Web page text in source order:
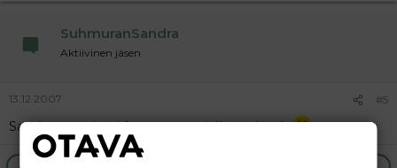
SuhmuranSandra
Aktiivinen jäsen
13.12.2007 #5
Satakunnan ja pirkanmaan rajalla on hyvä.